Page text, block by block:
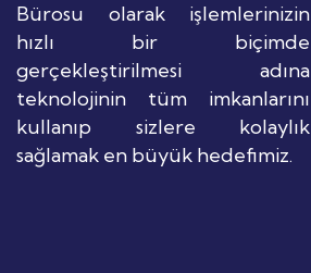
Bürosu olarak işlemlerinizin
hızlı bir biçimde
gerçekleştirilmesi adına
teknolojinin tüm imkanlarını
kullanıp sizlere kolaylık
sağlamak en büyük hedefimiz.